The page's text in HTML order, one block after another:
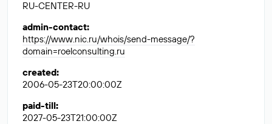
RU-CENTER-RU
admin-contact:
https://www.nic.ru/whois/send-message/?
domain=roelconsulting.ru
created:
2006-05-23T20:00:00Z
paid-till:
2027-05-23T21:00:00Z